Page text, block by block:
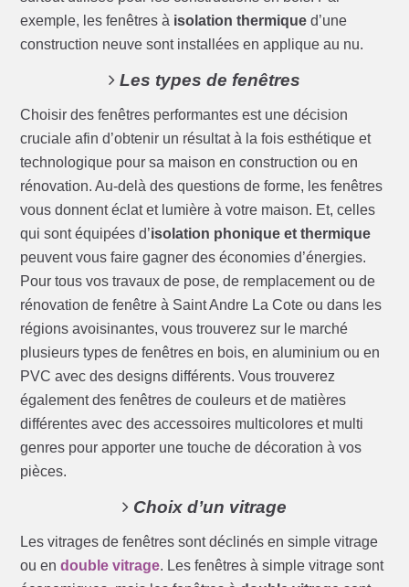
exemple, les fenêtres à isolation thermique d’une
construction neuve sont installées en applique au nu.
Les types de fenêtres
Choisir des fenêtres performantes est une décision
cruciale afin d’obtenir un résultat à la fois esthétique et
technologique pour sa maison en construction ou en
rénovation. Au-delà des questions de forme, les fenêtres
vous donnent éclat et lumière à votre maison. Et, celles
qui sont équipées d’isolation phonique et thermique
peuvent vous faire gagner des économies d’énergies.
Pour tous vos travaux de pose, de remplacement ou de
rénovation de fenêtre à Saint Andre La Cote ou dans les
régions avoisinantes, vous trouverez sur le marché
plusieurs types de fenêtres en bois, en aluminium ou en
PVC avec des designs différents. Vous trouverez
également des fenêtres de couleurs et de matières
différentes avec des accessoires multicolores et multi
genres pour apporter une touche de décoration à vos
pièces.
Choix d’un vitrage
Les vitrages de fenêtres sont déclinés en simple vitrage
ou endouble vitrage. Les fenêtres à simple vitrage sont